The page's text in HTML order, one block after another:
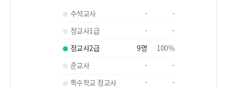
수석교사 -
-
정교사1급
-
-
정교사2급
9명 100%
준교사
-
-
특수학교 정교사
-
-